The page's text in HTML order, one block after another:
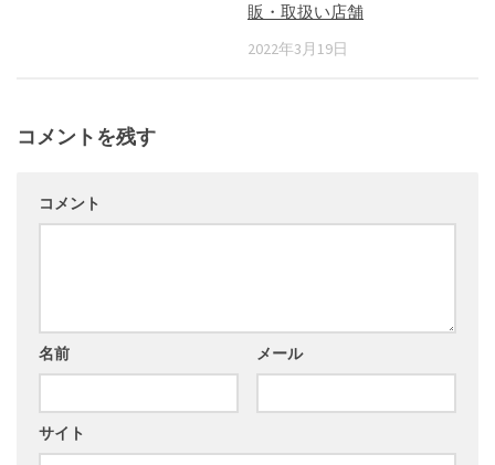
販・取扱い店舗
2022年3月19日
コメントを残す
コメント
名前 メール
サイト